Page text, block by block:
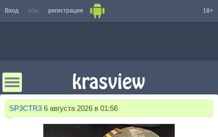
Вход или регистрация 18+
SP3CTR3 6 августа 2026 в 01:56